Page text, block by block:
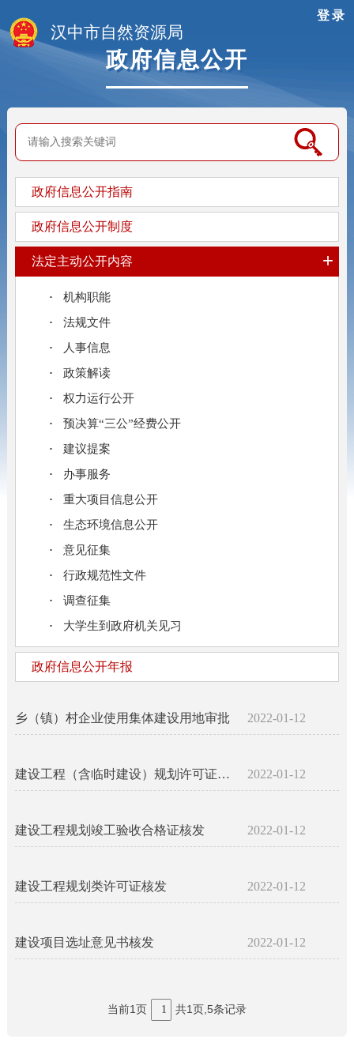
登录
汉中市自然资源局
政府信息公开
政府信息公开指南
政府信息公开制度
法定主动公开内容 +
机构职能
法规文件
人事信息
政策解读
权力运行公开
预决算“三公”经费公开
建议提案
办事服务
重大项目信息公开
生态环境信息公开
意见征集
行政规范性文件
调查征集
大学生到政府机关见习
政府信息公开年报
乡（镇）村企业使用集体建设用地审批 2022-01-12
建设工程（含临时建设）规划许可证核发 2022-01-12
建设工程规划竣工验收合格证核发 2022-01-12
建设工程规划类许可证核发 2022-01-12
建设项目选址意见书核发 2022-01-12
当前1页 1 共1页,5条记录